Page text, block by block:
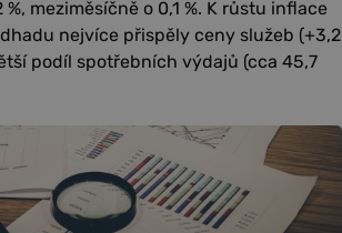
meziměsíčně o 0,1 %. K růstu inflace
nejvíce přispěly ceny služeb (+3,2
podíl spotřebních výdajů (cca 45,7